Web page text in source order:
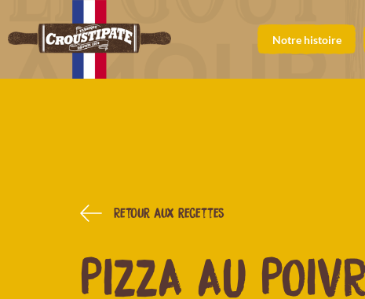
Notre histoire
Retour aux recettes
PIZZA AU